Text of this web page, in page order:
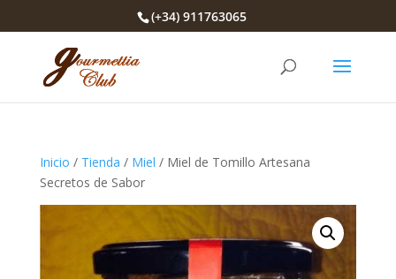
(+34) 911763065
Inicio / Tienda / Miel / Miel de Tomillo Artesana
Secretos de Sabor